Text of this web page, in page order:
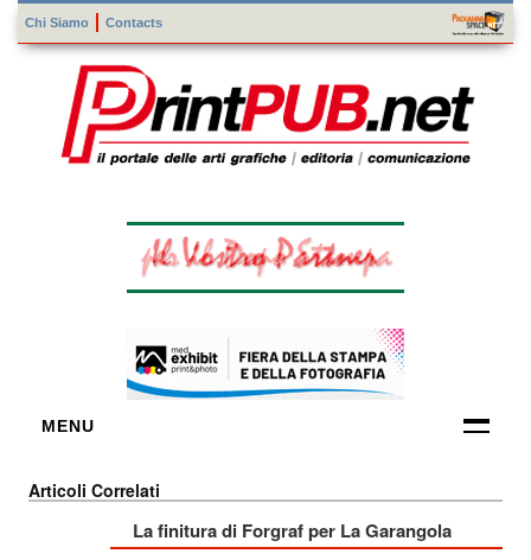
Chi Siamo Contacts
MENU
OPERATORI
Articoli Correlati
La finitura di Forgraf per La Garangola